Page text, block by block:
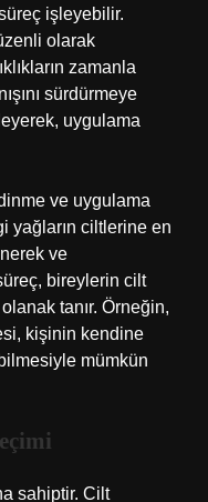
işleyebilir.
olarak
zamanla
sürdürmeye
uygulama
ve uygulama
yağların ciltlerine en
ve
bireylerin cilt
tanır. Örneğin,
kişinin kendine
mümkün
sahiptir. Cilt